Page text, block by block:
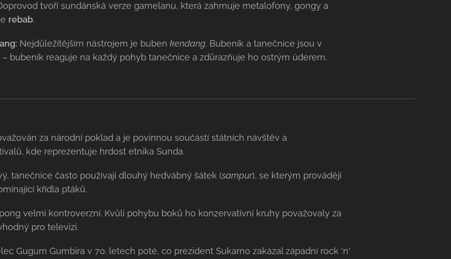
tvoří sundánská verze gamelanu, která zahrnuje metalofony, gongy a
rebab.
Nejdůležitějším nástrojem je buben kendang. Bubeník a tanečnice jsou v
bubeník reaguje na každý pohyb tanečnice a zdůrazňuje ho ostrým úderem.
za národní poklad a je povinnou součástí státních návštěv a
kde reprezentuje hrdost etnika Sunda.
tanečnice často používají dlouhý hedvábný šátek (sampur), se kterým provádějí
křídla ptáků.
velmi kontroverzní. Kvůli pohybu boků ho konzervativní kruhy považovaly za
pro televizi.
Gugum Gumbira v 70. letech poté, co prezident Sukarno zakázal západní rock 'n'